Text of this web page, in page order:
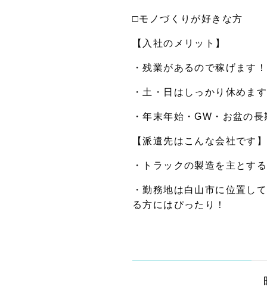
□モノづくりが好きな方
【入社のメリット】
・残業があるので稼げます！
・土・日はしっかり休めま
・年末年始・GW・お盆の
【派遣先はこんな会社です】
・トラックの製造を主とす
・勤務地は白山市に位置し
る方にはぴったり！